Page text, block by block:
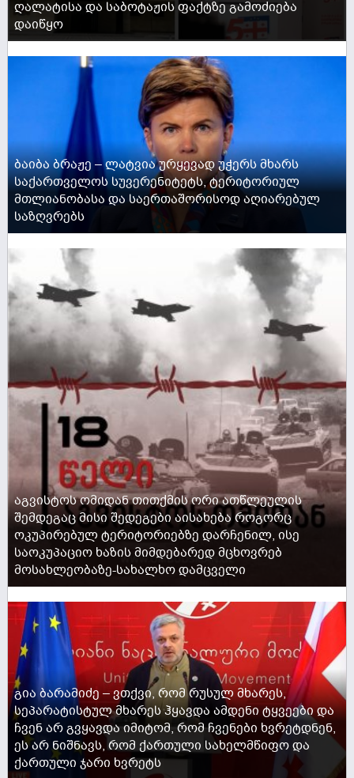
ღალატისა და საბოტაჟის ფაქტზე გამოძიება
დაიწყო
ბაიბა ბრაჟე – ლატვია ურყევად უჭერს მხარს
საქართველოს სუვერენიტეტს, ტერიტორიულ
მთლიანობასა და საერთაშორისოდ აღიარებულ
საზღვრებს
აგვისტოს ომიდან თითქმის ორი ათწლეულის
შემდეგაც მისი შედეგები აისახება როგორც
ოკუპირებულ ტერიტორიებზე დარჩენილ, ისე
საოკუპაციო ხაზის მიმდებარედ მცხოვრებ
მოსახლეობაზე-სახალხო დამცველი
გია ბარამიძე – ვთქვი, რომ რუსულ მხარეს,
სეპარატისტულ მხარეს ჰყავდა ამდენი ტყვეები და
ჩვენ არ გვყავდა იმიტომ, რომ ჩვენები ხვრეტდნენ,
ეს არ ნიშნავს, რომ ქართული სახელმწიფო და
ქართული ჯარი ხვრეტს